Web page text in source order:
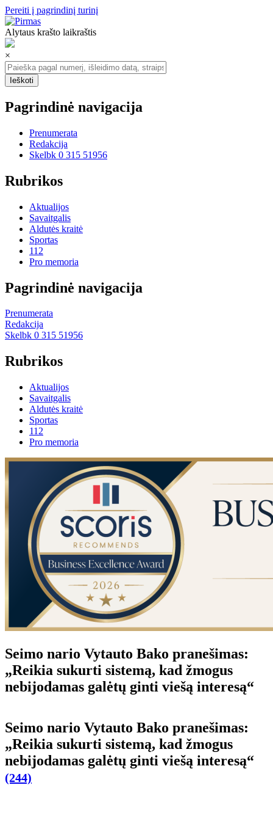
Pereiti į pagrindinį turinį
Alytaus krašto laikraštis
×
Pagrindinė navigacija
Prenumerata
Redakcija
Skelbk 0 315 51956
Rubrikos
Aktualijos
Savaitgalis
Aldutės kraitė
Sportas
112
Pro memoria
Pagrindinė navigacija
Prenumerata
Redakcija
Skelbk 0 315 51956
Rubrikos
Aktualijos
Savaitgalis
Aldutės kraitė
Sportas
112
Pro memoria
Seimo nario Vytauto Bako pranešimas:
„Reikia sukurti sistemą, kad žmogus
nebijodamas galėtų ginti viešą interesą“
Seimo nario Vytauto Bako pranešimas:
„Reikia sukurti sistemą, kad žmogus
nebijodamas galėtų ginti viešą interesą“
(244)